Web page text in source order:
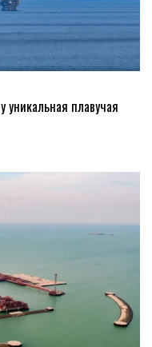
уникальная плавучая